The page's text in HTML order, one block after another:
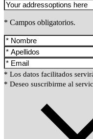
* Campos obligatorios.
* Los datos facilitados
* Deseo suscribirme al